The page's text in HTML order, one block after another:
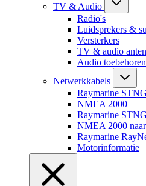
TV & Audio
Radio's
Luidsprekers &
Versterkers
TV & audio
Audio toebehoren
Netwerkkabels
Raymarine STNG
NMEA 2000
Raymarine
NMEA 2000
Raymarine
Motorinformatie